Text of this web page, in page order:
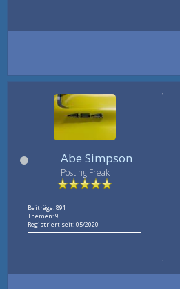
Abe Simpson
Posting Freak
Beiträge: 891
Themen: 9
Registriert seit: 05/2020